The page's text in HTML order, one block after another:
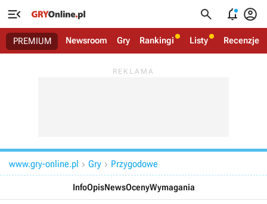
   
PREMIUM Newsroom Gry Rankingi Listy Recenzje
www.gry-online.pl  Gry  Przygodowe
InfoOpisNewsOcenyWymagania